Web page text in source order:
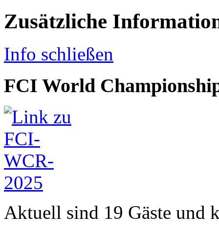
Zusätzliche
Info schließen
FCI World
Aktuell sind 19 Gäste und